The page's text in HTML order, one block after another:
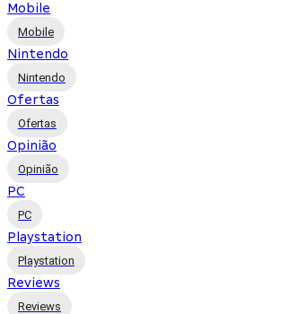
Mobile
Mobile
Nintendo
Nintendo
Ofertas
Ofertas
Opinião
Opinião
PC
PC
Playstation
Playstation
Reviews
Reviews